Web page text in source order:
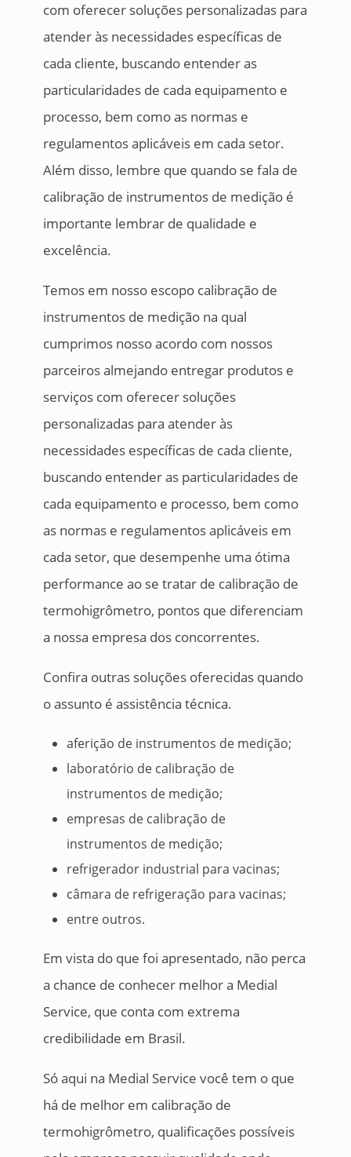
com oferecer soluções personalizadas para
atender às necessidades específicas de
cada cliente, buscando entender as
particularidades de cada equipamento e
processo, bem como as normas e
regulamentos aplicáveis em cada setor.
Além disso, lembre que quando se fala de
calibração de instrumentos de medição é
importante lembrar de qualidade e
excelência.
Temos em nosso escopo calibração de
instrumentos de medição na qual
cumprimos nosso acordo com nossos
parceiros almejando entregar produtos e
serviços com oferecer soluções
personalizadas para atender às
necessidades específicas de cada cliente,
buscando entender as particularidades de
cada equipamento e processo, bem como
as normas e regulamentos aplicáveis em
cada setor, que desempenhe uma ótima
performance ao se tratar de calibração de
termohigrômetro, pontos que diferenciam
a nossa empresa dos concorrentes.
Confira outras soluções oferecidas quando
o assunto é assistência técnica.
aferição de instrumentos de medição;
laboratório de calibração de
instrumentos de medição;
empresas de calibração de
instrumentos de medição;
refrigerador industrial para vacinas;
câmara de refrigeração para vacinas;
entre outros.
Em vista do que foi apresentado, não perca
a chance de conhecer melhor a Medial
Service, que conta com extrema
credibilidade em Brasil.
Só aqui na Medial Service você tem o que
há de melhor em calibração de
termohigrômetro, qualificações possíveis